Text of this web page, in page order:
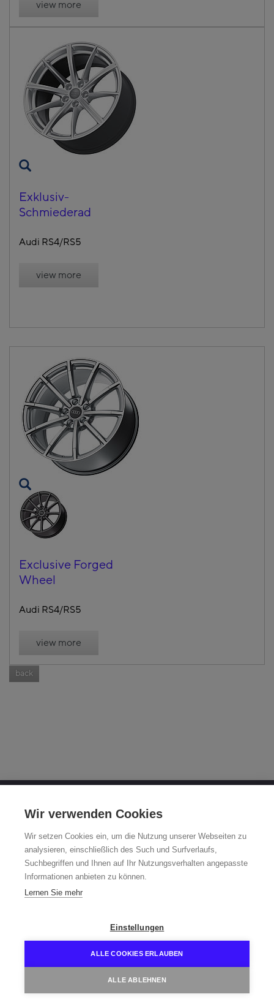
view more
Exklusiv-
Schmiederad
Audi RS4/RS5
view more
Exclusive Forged
Wheel
Audi RS4/RS5
view more
back
Derschlager Straße 26
58540 Meinerzhagen, Germany
Fuchsfelge-Hotline +49 2354 73-317
Mo - Fr 8:00 - 12:00 a.m. and 1:00 - 3:00 p.m. (CET)
Home Contact Data protection Imprint
Wir verwenden Cookies
Wir setzen Cookies ein, um die Nutzung unserer Webseiten zu
analysieren, einschließlich des Such und Surfverlaufs,
Suchbegriffen und Ihnen auf Ihr Nutzungsverhalten angepasste
Informationen anbieten zu können.
Lernen Sie mehr
Einstellungen
ALLE COOKIES ERLAUBEN
ALLE ABLEHNEN